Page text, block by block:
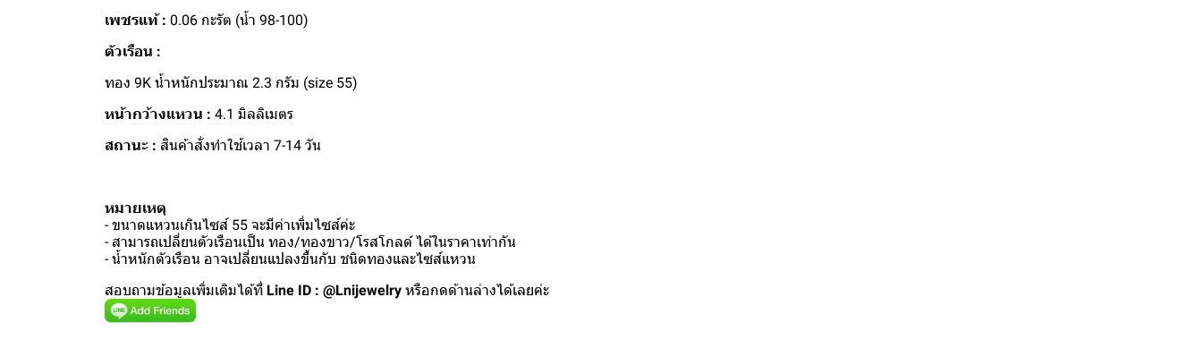
เพชรแท้ : 0.06 กะรัต (น้ำ 98-100)
ตัวเรือน :
ทอง 9K น้ำหนักประมาณ 2.3 กรัม (size 55)
หน้ากว้างแหวน : 4.1 มิลลิเมตร
สถานะ : สินค้าสั่งทำใช้เวลา 7-14 วัน
หมายเหตุ
- ขนาดแหวนเกินไซส์ 55 จะมีค่าเพิ่มไซส์ค่ะ
- สามารถเปลี่ยนตัวเรือนเป็น ทอง/ทองขาว/โรสโกลด์ ได้ในราคาเท่ากัน
- น้ำหนักตัวเรือน อาจเปลี่ยนแปลงขึ้นกับ ชนิดทองและไซส์แหวน
สอบถามข้อมูลเพิ่มเติมได้ที่ Line ID : @Lnijewelry หรือกดด้านล่างได้เลยค่ะ